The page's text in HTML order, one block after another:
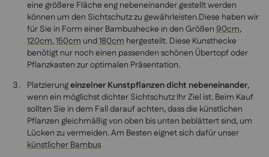
eine größere Fläche eng nebeneinander gestellt werden
können um den Sichtschutz zu gewährleisten.Diese haben wir
für Sie in Form einer Bambushecke in den Größen 90cm,
120cm,150cm und180cm hergestellt. Diese Kunsthecke
benötigt nur noch einen passenden schönen Übertopf oder
Pflanzkasten zur optimalen Präsentation.
Platzierungeinzelner Kunstpflanzen dicht nebeneinander,
wenn ein möglichst dichter Sichtschutz Ihr Ziel ist. Beim Kauf
sollten Sie in dem Fall darauf achten, dass die künstlichen
Pflanzen gleichmäßig von oben bis unten beblättert sind, um
Lücken zu vermeiden. Am Besten eignet sich dafür unser
künstlicher Bambus